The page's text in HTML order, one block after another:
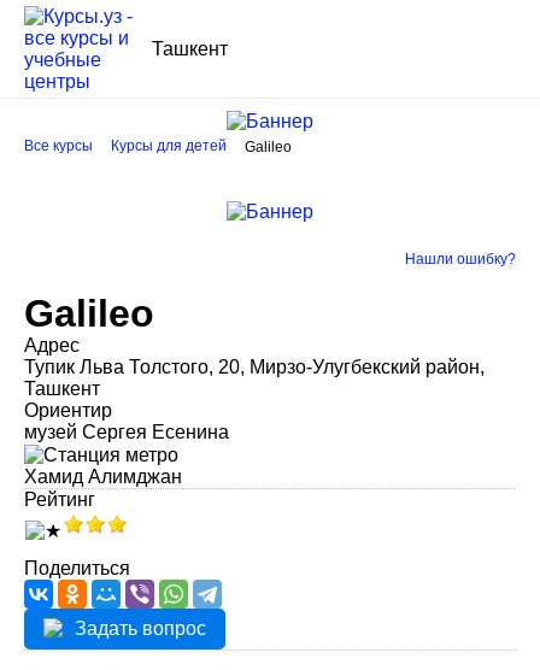
Ташкент
Все курсы Курсы для детей Galileo
Нашли ошибку?
Galileo
Адрес
Тупик Льва Толстого, 20, Мирзо-Улугбекский район,
Ташкент
Ориентир
музей Сергея Есенина
Хамид Алимджан
Рейтинг
Поделиться
Задать вопрос